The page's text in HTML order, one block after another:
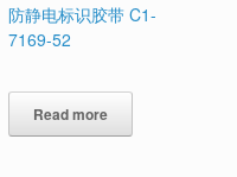
防静电标识胶带 C1-
7169-52
Read more